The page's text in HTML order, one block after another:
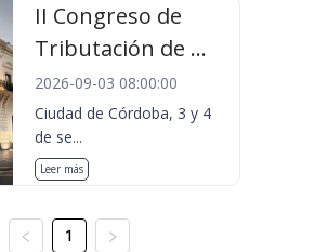
II Congreso de
Tributación de ...
2026-09-03 08:00:00
Ciudad de Córdoba, 3 y 4
de se...
Leer más
1